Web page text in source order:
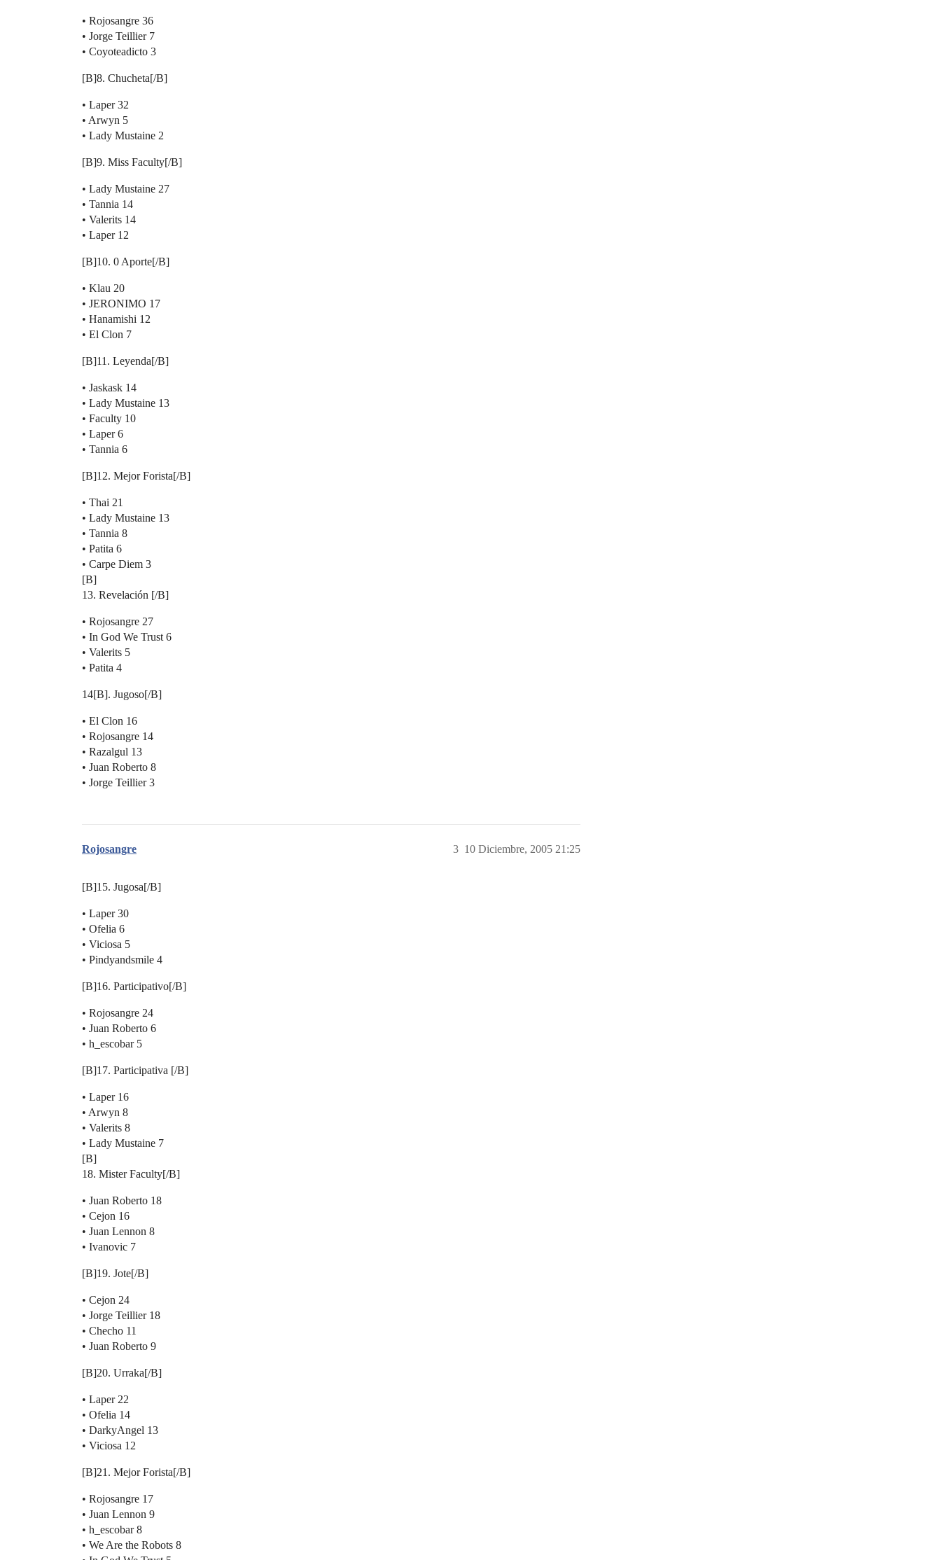
• Rojosangre 36
• Jorge Teillier 7
• Coyoteadicto 3
[B]8. Chucheta[/B]
• Laper 32
• Arwyn 5
• Lady Mustaine 2
[B]9. Miss Faculty[/B]
• Lady Mustaine 27
• Tannia 14
• Valerits 14
• Laper 12
[B]10. 0 Aporte[/B]
• Klau 20
• JERONIMO 17
• Hanamishi 12
• El Clon 7
[B]11. Leyenda[/B]
• Jaskask 14
• Lady Mustaine 13
• Faculty 10
• Laper 6
• Tannia 6
[B]12. Mejor Forista[/B]
• Thai 21
• Lady Mustaine 13
• Tannia 8
• Patita 6
• Carpe Diem 3
[B]
13. Revelación [/B]
• Rojosangre 27
• In God We Trust 6
• Valerits 5
• Patita 4
14[B]. Jugoso[/B]
• El Clon 16
• Rojosangre 14
• Razalgul 13
• Juan Roberto 8
• Jorge Teillier 3
Rojosangre 10 Diciembre, 2005 21:25
3
[B]15. Jugosa[/B]
• Laper 30
• Ofelia 6
• Viciosa 5
• Pindyandsmile 4
[B]16. Participativo[/B]
• Rojosangre 24
• Juan Roberto 6
• h_escobar 5
[B]17. Participativa [/B]
• Laper 16
• Arwyn 8
• Valerits 8
• Lady Mustaine 7
[B]
18. Mister Faculty[/B]
• Juan Roberto 18
• Cejon 16
• Juan Lennon 8
• Ivanovic 7
[B]19. Jote[/B]
• Cejon 24
• Jorge Teillier 18
• Checho 11
• Juan Roberto 9
[B]20. Urraka[/B]
• Laper 22
• Ofelia 14
• DarkyAngel 13
• Viciosa 12
[B]21. Mejor Forista[/B]
• Rojosangre 17
• Juan Lennon 9
• h_escobar 8
• We Are the Robots 8